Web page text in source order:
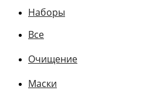
Наборы
Все
Очищение
Маски